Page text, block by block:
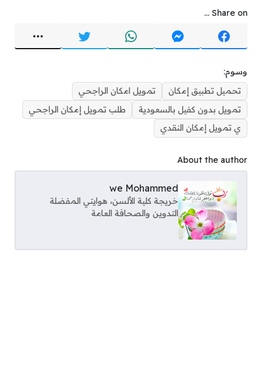
Share on ...
وسوم:
تحميل تطبيق إمكان
تمويل امكان الراجحي
تمويل بدون كفيل بالسعودية
طلب تمويل إمكان الراجحي
ي تمويل إمكان النقدي
About the author
we Mohammed
خريجة كلية الألسن، هوايتي المفضلة
التدوين والصحافة العامة